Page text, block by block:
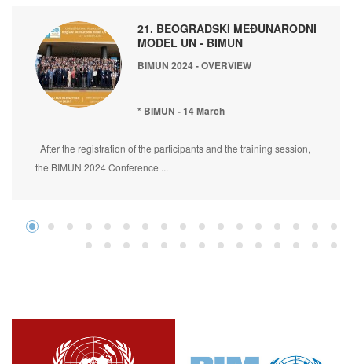
21. BEOGRADSKI MEĐUNARODNI
MODEL UN - BIMUN
BIMUN 2024 - OVERVIEW
* BIMUN - 14 March
After the registration of the participants and the training session,
the BIMUN 2024 Conference ...